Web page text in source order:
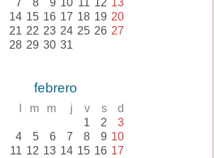
7 8 9 10 11 12 13
14 15 16 17 18 19 20
21 22 23 24 25 26 27
28 29 30 31
febrero
m m j v s d
1 2 3
4 5 6 7 8 9 10
11 12 13 14 15 16 17